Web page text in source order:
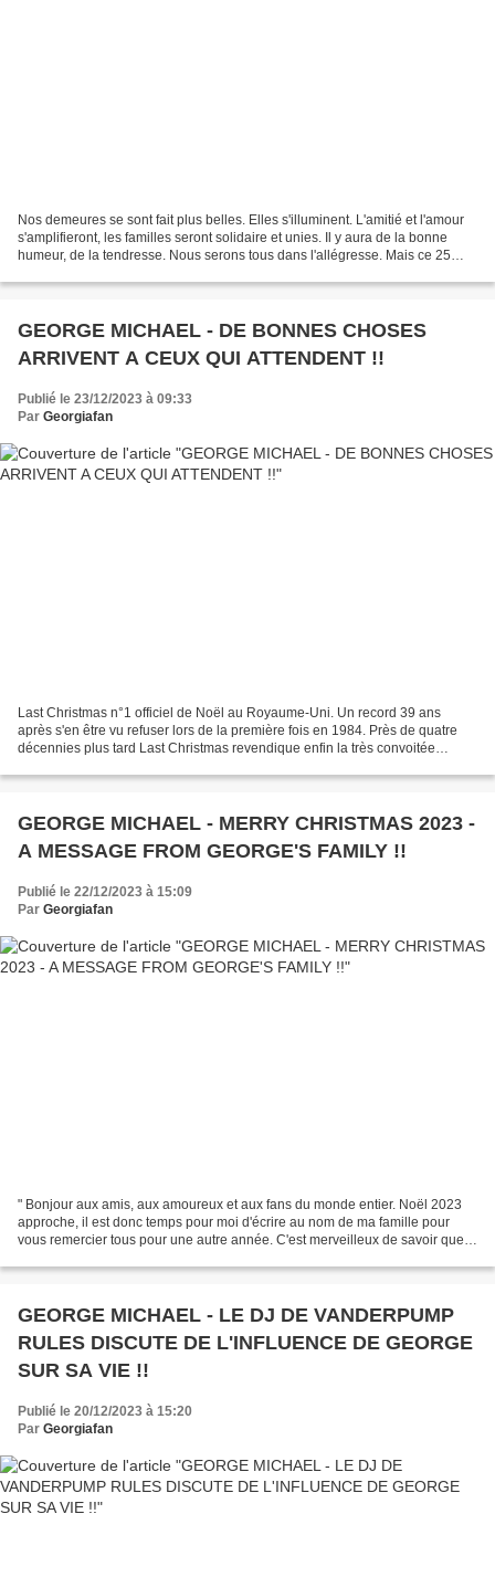
Nos demeures se sont fait plus belles. Elles s'illuminent. L'amitié et l'amour
s'amplifieront, les familles seront solidaire et unies. Il y aura de la bonne
humeur, de la tendresse. Nous serons tous dans l'allégresse. Mais ce 25
GEORGE MICHAEL - DE BONNES CHOSES
ARRIVENT A CEUX QUI ATTENDENT !!
Publié le 23/12/2023 à 09:33
Par Georgiafan
Last Christmas n°1 officiel de Noël au Royaume-Uni. Un record 39 ans
après s'en être vu refuser lors de la première fois en 1984. Près de quatre
décennies plus tard Last Christmas revendique enfin la très convoitée
GEORGE MICHAEL - MERRY CHRISTMAS 2023 -
A MESSAGE FROM GEORGE'S FAMILY !!
Publié le 22/12/2023 à 15:09
Par Georgiafan
" Bonjour aux amis, aux amoureux et aux fans du monde entier. Noël 2023
approche, il est donc temps pour moi d'écrire au nom de ma famille pour
vous remercier tous pour une autre année. C'est merveilleux de savoir que
GEORGE MICHAEL - LE DJ DE VANDERPUMP
RULES DISCUTE DE L'INFLUENCE DE GEORGE
SUR SA VIE !!
Publié le 20/12/2023 à 15:20
Par Georgiafan